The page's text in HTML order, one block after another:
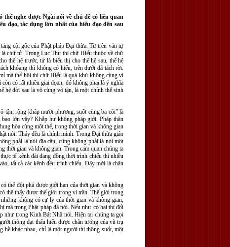
nghe được Ngài nói về chủ đề có liên quan
đạo, tác dụng lớn nhất của hiếu đạo đến sau
cội gốc của Phật pháp Đại thừa. Từ trên văn tự
chữ tử. Trong Lục Thư thì chữ Hiếu thuộc về chữ
thế hệ trước, tử là biểu thị cho thế hệ sau, thế hệ
khỏang thì không có hiếu, trên dưới đã tách rời.
mà thể hội thì chữ Hiếu là quá khứ không cùng vị
có rất nhiều giai đọan, đó không phải là ý nghĩa
hệ đời sau là vô cùng vô tận, là một chỉnh thể sinh
tận, rộng khắp mười phương, suốt cùng ba cõi” là
lớn vậy? Khắp hư không pháp giới. Pháp thân
hòa cùng một thể, trong thời gian và không gian
nói: Thảy đều là chính mình. Trong Đại thừa giáo
phải là nói địa cầu, cũng không phải là nói một
thời gian và không gian. Trong cảm quan chúng ta
tế kênh đài đang đồng thời trình chiếu thì nhiều
tất cả các kênh đều trình chiếu. Đây mới là chân
thể đột phá được giới hạn của thời gian và không
thể thấy được thế giới trong vi trần. Thế giới trong
không có cự ly của thời gian và không gian,
mà trong Phật pháp đã nói. Nếu như có hai thì đối
như trong Kinh Bát Nhã nói. Hiện tại chúng ta gọi
thông đạt thấu hiểu được chân tướng của vũ trụ
hề khác nhau, chỉ là một người thì thông suốt, một